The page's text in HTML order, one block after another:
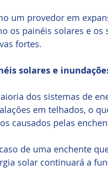
um provedor em
os painéis solares e
fortes.
solares e
dos sistemas de
em telhados, o
causados ​​pelas
de uma enchente
solar continuará a